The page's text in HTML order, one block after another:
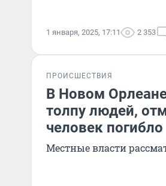
1 января, 2025, 17:11 2 353
ПРОИСШЕСТВИЯ
В Новом
толпу людей,
человек погибло
Местные власти